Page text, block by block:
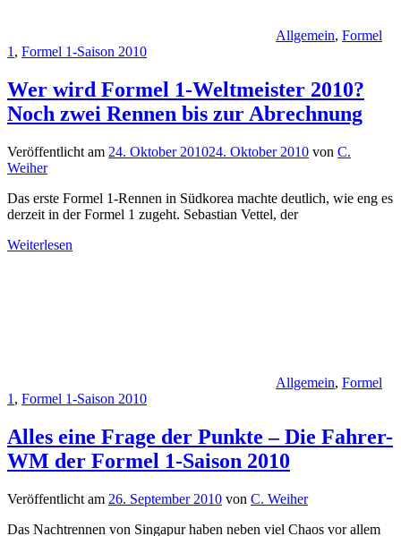
Allgemein, Formel
1 , Formel 1-Saison 2010
Wer wird Formel 1-Weltmeister 2010?
Noch zwei Rennen bis zur Abrechnung
Veröffentlicht am 24. Oktober 201024. Oktober 2010 von C.
Weiher
Das erste Formel 1-Rennen in Südkorea machte deutlich, wie eng es
derzeit in der Formel 1 zugeht. Sebastian Vettel, der
Weiterlesen
Allgemein, Formel
1 , Formel 1-Saison 2010
Alles eine Frage der Punkte – Die Fahrer-
WM der Formel 1-Saison 2010
Veröffentlicht am 26. September 2010 von C. Weiher
Das Nachtrennen von Singapur haben neben viel Chaos vor allem